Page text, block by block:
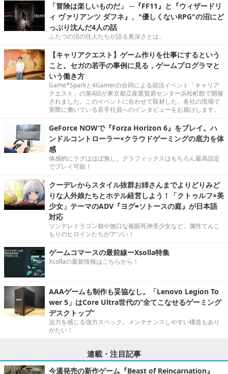
「冒険は楽しいものだ」 ─『FF11』と『ウィザードリ
ィ ヴァリアンツ ダフネ』、"優しくないRPG"の沼にど
っぷり沈んだ4人の話
ふたつの沼の住人たちが語る奥深さとは。
【キャリアクエスト】ゲーム作りを仕事にするという
こと。セガの若手の事例に見る，ゲームプログラマと
いう働き方
Game*Sparkと4Gamerの合同による就活イベント「キャリア
クエスト」の第4回が東京都立産業貿易センター浜松町館で開催
されました。このイベントに合わせて取材した、各社の現場で
実際に働いている若手社員へのインタビューをお届けします。
GeForce NOWで『Forza Horizon 6』をプレイ。ハ
ンドルコントローラー×クラウドゲーミングの底力を体
感
体感的にラグはほぼ無し。グラフィックスはもちろん最高設定
でプレイ可能！
クーデレからスタイル抜群お姉さんまでよりどりみど
りな人外娘たちとホテル経営しよう！「クトゥルフ×美
少女」テーマのADV『ヨグ=ソトースの庭』が日本語
対応
ツンデレドラゴン娘や無口な複眼死神美少女など、属性てんこ
もりのヒロインたちがアツい！
ゲームコマースの最前線ーXsolla特集
Xsollaの最新情報はこちらから！
AAAゲームも制作も妥協なし。「Lenovo Legion To
wer 5」はCore Ultra世代の“全てこなせるゲーミング
デスクトップ”
迫力を感じる強力スペック。メンテナンスしやすい構造もあり
がたい！
連載・注目記事
今週発売の新作ゲーム『Beast of Reincarnation』